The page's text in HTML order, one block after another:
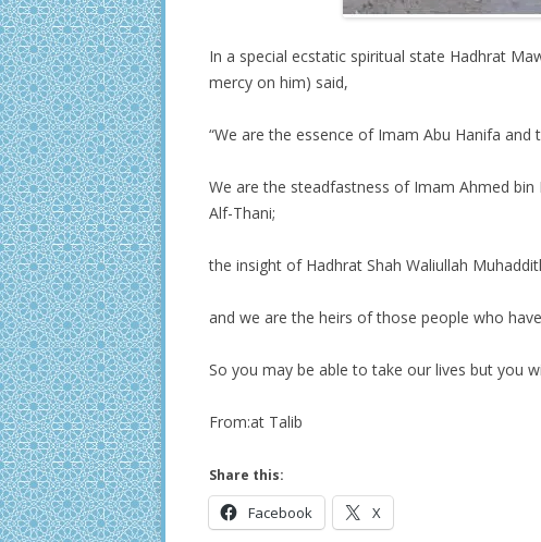
In a special ecstatic spiritual state Hadhrat
mercy on him) said,
“We are the essence of Imam Abu Hanifa
We are the steadfastness of Imam Ahmed
Alf-Thani;
the insight of Hadhrat Shah Waliullah
and we are the heirs of those people who
So you may be able to take our lives but you
From:at Talib
Share this:
Facebook X